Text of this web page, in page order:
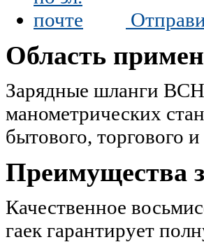
Область
Зарядные шланги
манометрических
бытового, торгового
Преимущества
Качественное
гаек гарантирует